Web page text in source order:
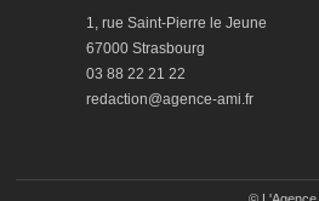
1, rue Saint-Pierre le Jeune
67000 Strasbourg
03 88 22 21 22
redaction@agence-ami.fr